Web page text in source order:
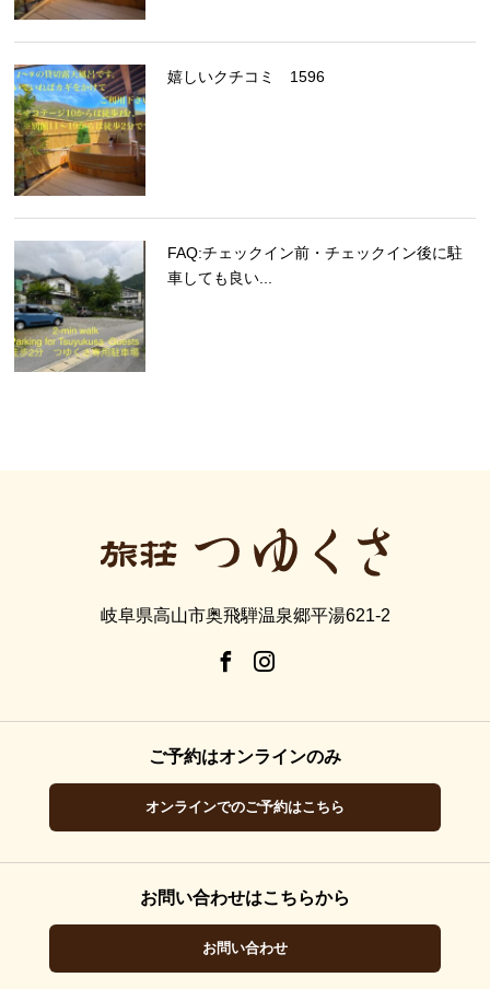
嬉しいクチコミ 1596
FAQ:チェックイン前・チェックイン後に駐
車しても良い...
岐阜県高山市奥飛騨温泉郷平湯621-2
ご予約はオンラインのみ
オンラインでのご予約はこちら
お問い合わせはこちらから
お問い合わせ